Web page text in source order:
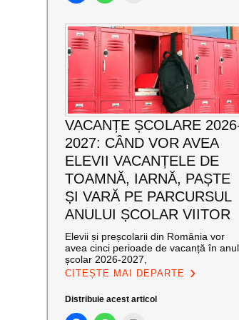
VACANȚE ȘCOLARE
2027: CÂND VOR AVEA
ELEVII VACANȚELE DE
TOAMNĂ, IARNĂ, PAȘTE
ȘI VARĂ PE PARCURSUL
ANULUI ȘCOLAR VIITOR
Elevii și preșcolarii din România vor
avea cinci perioade de vacanță în anul
școlar 2026-2027,
CITEȘTE MAI DEPARTE
Distribuie acest articol